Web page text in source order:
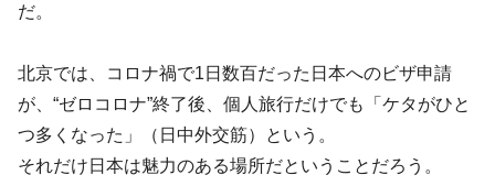
だ。
北京では、コロナ禍で1日数百だった日本へのビザ申請
が、“ゼロコロナ”終了後、個人旅行だけでも「ケタがひと
つ多くなった」（日中外交筋）という。
それだけ日本は魅力のある場所だということだろう。